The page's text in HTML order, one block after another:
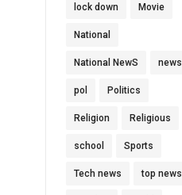
lock down Movie
National
National NewS news
pol Politics
Religion Religious
school Sports
Tech news top news